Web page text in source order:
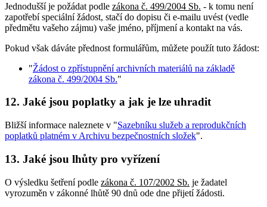
Jednodušší je požádat podle zákona č. 499/2004 Sb. - k tomu není
zapotřebí speciální žádost, stačí do dopisu či e-mailu uvést (vedle
předmětu vašeho zájmu) vaše jméno, příjmení a kontakt na vás.
Pokud však dáváte přednost formulářům, můžete použít tuto žádost:
"Žádost o zpřístupnění archivních materiálů na základě
zákona č. 499/2004 Sb."
12. Jaké jsou poplatky a jak je lze uhradit
Bližší informace naleznete v "Sazebníku služeb a reprodukčních
poplatků platném v Archivu bezpečnostních složek".
13. Jaké jsou lhůty pro vyřízení
O výsledku šetření podle zákona č. 107/2002 Sb. je žadatel
vyrozuměn v zákonné lhůtě 90 dnů ode dne přijetí žádosti.